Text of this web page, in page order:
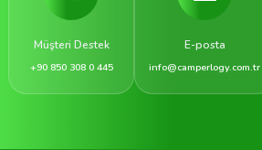
Müşteri Destek
+90 850 308 0 445
E-posta
info@camperlogy.com.tr